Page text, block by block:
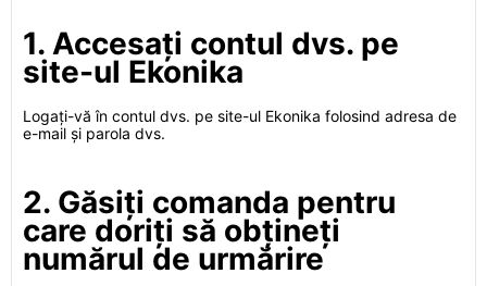
1. Accesați contul dvs. pe
site-ul Ekonika
Logați-vă în contul dvs. pe site-ul Ekonika folosind adresa de
e-mail și parola dvs.
2. Găsiți comanda pentru
care doriți să obțineți
numărul de urmărire